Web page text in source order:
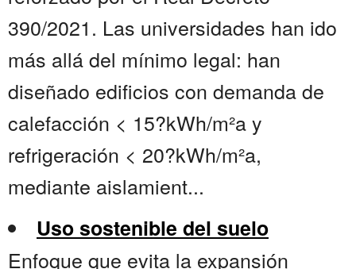
390/2021. Las universidades han ido
más allá del mínimo legal: han
diseñado edificios con demanda de
calefacción < 15?kWh/m²a y
refrigeración < 20?kWh/m²a,
mediante aislamient...
Uso sostenible del suelo
Enfoque que evita la expansión